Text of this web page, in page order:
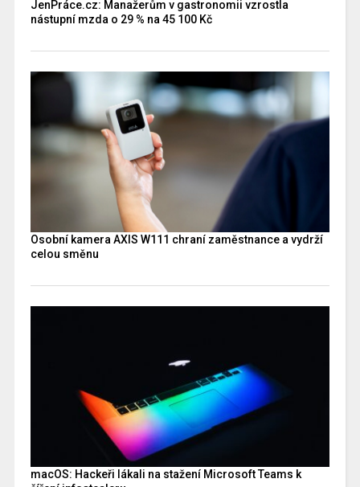
JenPráce.cz: Manažerům v gastronomii vzrostla
nástupní mzda o 29 % na 45 100 Kč
Osobní kamera AXIS W111 chraní zaměstnance a vydrží
celou směnu
macOS: Hackeři lákali na stažení Microsoft Teams k